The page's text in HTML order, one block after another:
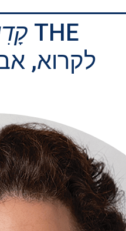
THE
לקרוא,